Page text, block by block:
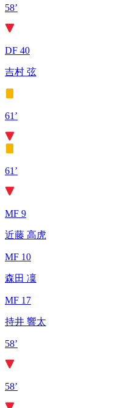
58’
DF 40
吉村 弦
61’
61’
MF 9
近藤 高虎
MF 10
森田 凜
MF 17
持井 響太
58’
58’